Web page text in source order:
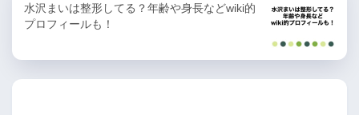
水沢まいは整形してる？年齢や身長などwiki的
プロフィールも！